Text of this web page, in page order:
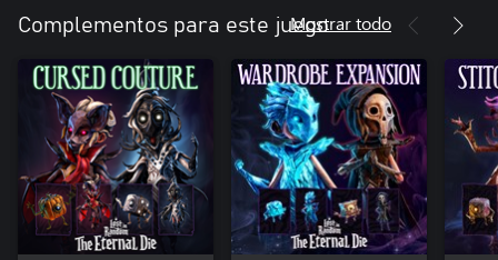
Complementos para este juegoMostrar todo